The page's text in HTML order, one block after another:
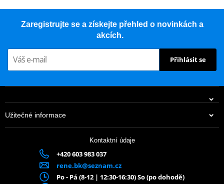
Zaregistrujte se a získejte přehled o novinkách a
akcích.
Přihlásit se
Užitečné informace
Kontaktní údaje
+420 603 983 037
rene.bk@seznam.cz
Po - Pá (8-12 | 12:30-16:30) So (po dohodě)